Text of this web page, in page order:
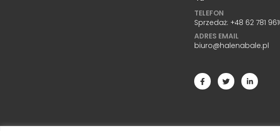
TELEFON
Sprzedaż: +48 62 781
ADRES EMAIL
biuro@halenabale.pl